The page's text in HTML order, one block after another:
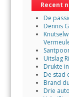
Recent
De
Dennis
Uitslag
Drukte
De stad
Brand
Drie